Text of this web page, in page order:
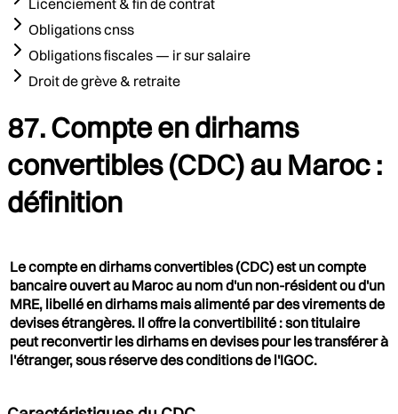
Obligations cnss
Obligations fiscales — ir sur salaire
Droit de grève & retraite
87. Compte en dirhams
convertibles (CDC) au Maroc :
définition
Le compte en dirhams convertibles (CDC) est un compte
bancaire ouvert au Maroc au nom d'un non-résident ou d'un
MRE, libellé en dirhams mais alimenté par des virements de
devises étrangères. Il offre la convertibilité : son titulaire
peut reconvertir les dirhams en devises pour les transférer à
l'étranger, sous réserve des conditions de l'IGOC.